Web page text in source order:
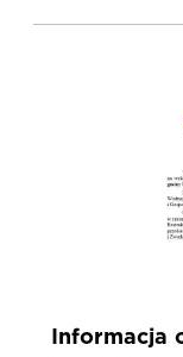
Informacja